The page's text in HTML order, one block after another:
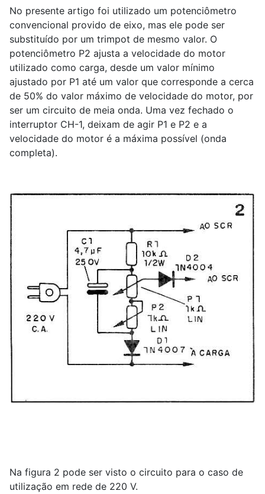
No presente artigo foi utilizado um potenciômetro
convencional provido de eixo, mas ele pode ser
substituído por um trimpot de mesmo valor. O
potenciômetro P2 ajusta a velocidade do motor
utilizado como carga, desde um valor mínimo
ajustado por P1 até um valor que corresponde a cerca
de 50% do valor máximo de velocidade do motor, por
ser um circuito de meia onda. Uma vez fechado o
interruptor CH-1, deixam de agir P1 e P2 e a
velocidade do motor é a máxima possível (onda
completa).
Na figura 2 pode ser visto o circuito para o caso de
utilização em rede de 220 V.